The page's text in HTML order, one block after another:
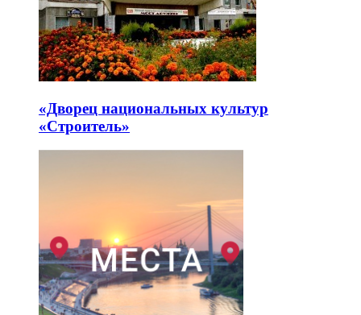
«Дворец национальных культур
«Строитель»